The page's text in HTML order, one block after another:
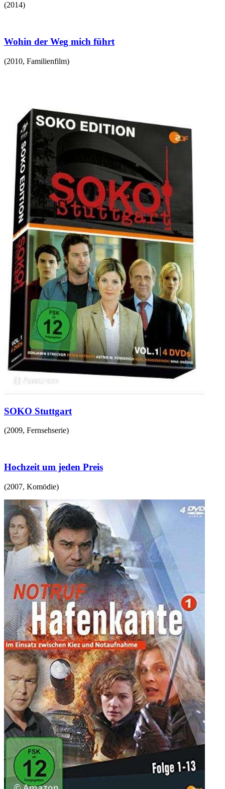
(2014)
Wohin der Weg mich führt
(2010, Familienfilm)
SOKO Stuttgart
(2009, Fernsehserie)
Hochzeit um jeden Preis
(2007, Komödie)